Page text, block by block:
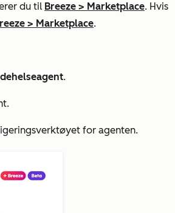
du til Breeze > Marketplace. Hvis
> Marketplace.
.
.
for agenten.